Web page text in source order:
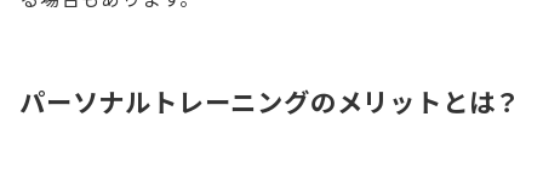
パーソナルトレーニングのメリットとは？